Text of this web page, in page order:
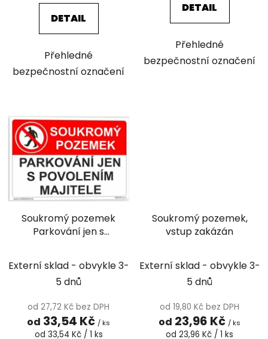
DETAIL
Přehledné
bezpečnostní označení
DETAIL
Přehledné
bezpečnostní označení
Soukromý pozemek
Parkování jen s
Externí sklad - obvykle 3-
5 dnů
od 27,72 Kč bez DPH
od 33,54 Kč / ks
Měrná
od 33,54 Kč / 1 ks
Soukromý pozemek,
vstup zakázán
Externí sklad - obvykle 3-
5 dnů
od 19,80 Kč bez DPH
od 23,96 Kč / ks
Měrná
od 23,96 Kč / 1 ks